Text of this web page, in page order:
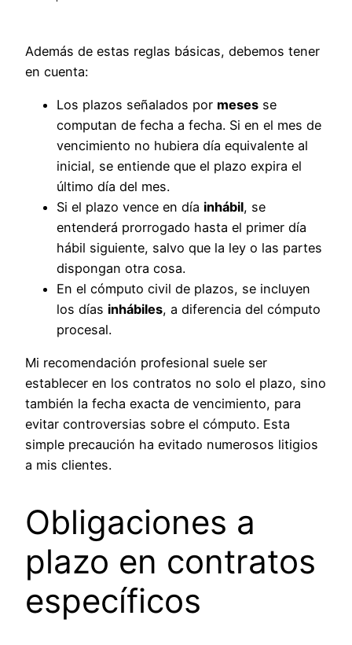
Además de estas reglas básicas, debemos tener
en cuenta:
Los plazos señalados por meses se
computan de fecha a fecha. Si en el mes de
vencimiento no hubiera día equivalente al
inicial, se entiende que el plazo expira el
último día del mes.
Si el plazo vence en día inhábil, se
entenderá prorrogado hasta el primer día
hábil siguiente, salvo que la ley o las partes
dispongan otra cosa.
En el cómputo civil de plazos, se incluyen
los días inhábiles, a diferencia del cómputo
procesal.
Mi recomendación profesional suele ser
establecer en los contratos no solo el plazo, sino
también la fecha exacta de vencimiento, para
evitar controversias sobre el cómputo. Esta
simple precaución ha evitado numerosos litigios
a mis clientes.
Obligaciones a
plazo en contratos
específicos